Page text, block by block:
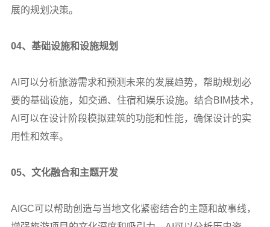
展的规划决策。
04、基础设施和设施规划
AI 可以分析旅游需求和预测未来的发展趋势，帮助规划必
要的基础设施，如交通、住宿和娱乐设施。结合BIM技术，
AI可以在设计阶段模拟建筑的功能和性能，确保设计的实
用性和效率。
05、文化融合和主题开发
AIGC可以帮助创造与当地文化紧密结合的主题和故事线，